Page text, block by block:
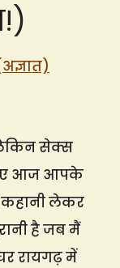
सेक्स
आज आपके
लेकर
है जब मैं
रायगढ़ में